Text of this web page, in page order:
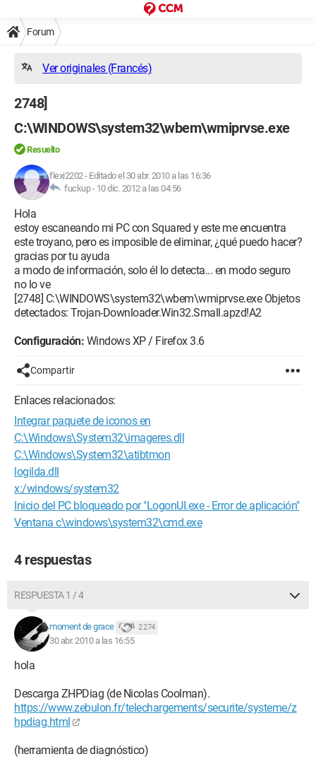
Forum
Ver originales (Francés)
2748]
C:\WINDOWS\system32\wbem\wmiprvse.exe
Resuelto
flexi2202- Editado el 30 abr. 2010 a las 16:36
fuckup - 10 dic. 2012 a las 04:56
Hola
estoy escaneando mi PC con Squared y este me encuentra
este troyano, pero es imposible de eliminar, ¿qué puedo hacer?
gracias por tu ayuda
a modo de información, solo él lo detecta... en modo seguro
no lo ve
[2748] C:\WINDOWS\system32\wbem\wmiprvse.exe Objetos
detectados: Trojan-Downloader.Win32.Small.apzd!A2
Configuración: Windows XP / Firefox 3.6
Compartir
Enlaces relacionados:
Integrar paquete de iconos en
C:\Windows\System32\imageres.dll
C:\Windows\System32\atibtmon
logilda.dll
x:/windows/system32
Inicio del PC bloqueado por "LogonUI.exe - Error de aplicación"
Ventana c\windows\system32\cmd.exe
4 respuestas
RESPUESTA 1 / 4
moment de grace 2 274
30 abr. 2010 a las 16:55
hola
Descarga ZHPDiag (de Nicolas Coolman).
https://www.zebulon.fr/telechargements/securite/systeme/z
hpdiag.html
(herramienta de diagnóstico)